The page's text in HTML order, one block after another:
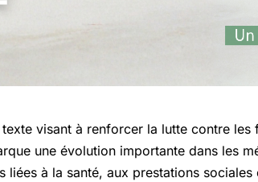
visant à renforcer la lutte contre
une évolution importante dans les
à la santé, aux prestations